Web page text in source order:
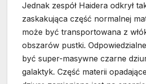
Jednak zespół Haidera odkrył
zaskakująca część normalnej
może być transportowana z
obszarów pustki.
być super-masywne czarne
galaktyk. Część materii